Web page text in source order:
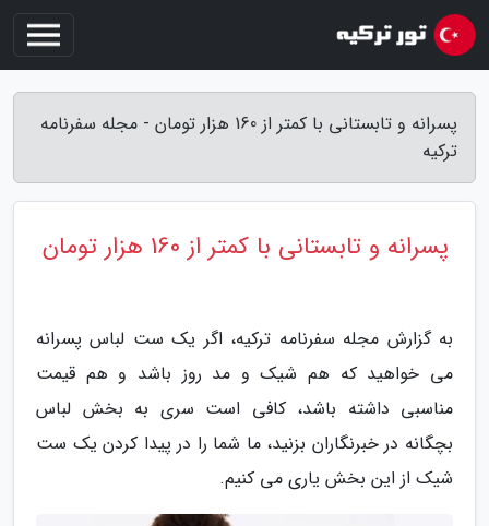
پسرانه و تابستانی با کمتر از 160 هزار تومان - مجله سفرنامه
ترکیه
پسرانه و تابستانی با کمتر از 160 هزار تومان
به گزارش مجله سفرنامه ترکیه، اگر یک ست لباس پسرانه
می خواهید که هم شیک و مد روز باشد و هم قیمت
مناسبی داشته باشد، کافی است سری به بخش لباس
بچگانه در خبرنگاران بزنید، ما شما را در پیدا کردن یک ست
شیک از این بخش یاری می کنیم.